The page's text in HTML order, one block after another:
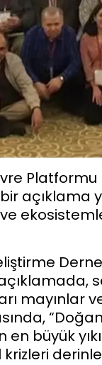
Platformu
açıklama
ve
büyük
krizleri